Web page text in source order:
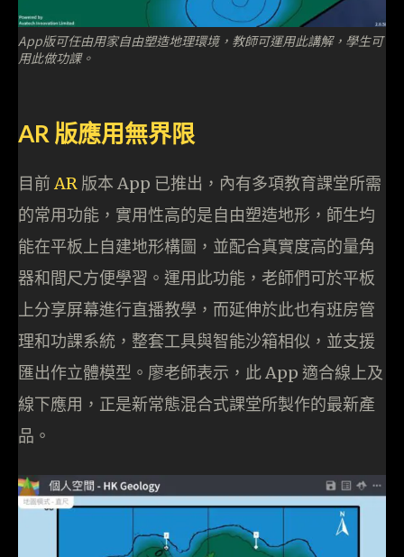
App版可任由用家自由塑造地理環境，教師可運用此講解，學生可
用此做功課。
AR 版應用無界限
目前AR 版本 App 已推出，內有多項教育課堂所需
的常用功能，實用性高的是自由塑造地形，師生均
能在平板上自建地形構圖，並配合真實度高的量角
器和間尺方便學習。運用此功能，老師們可於平板
上分享屏幕進行直播教學，而延伸於此也有班房管
理和功課系統，整套工具與智能沙箱相似，並支援
匯出作立體模型。廖老師表示，此 App 適合線上及
線下應用，正是新常態混合式課堂所製作的最新產
品。